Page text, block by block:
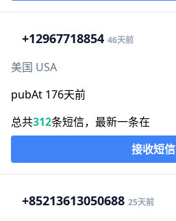
+12967718854 46天前
美国 USA
pubAt 176天前
总共312条短信，最新一条在
接收短信
+85213613050688 25天前